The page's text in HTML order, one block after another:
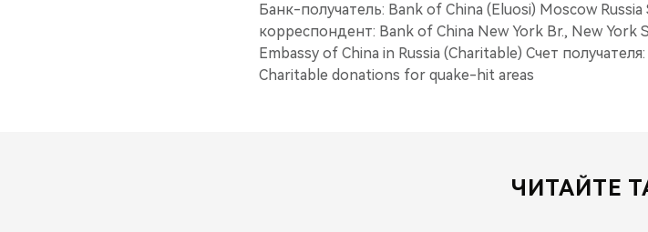
Банк-получатель: Bank of China (Eluosi) Moscow
корреспондент: Bank of China New York Br., New York
Embassy of China in Russia (Charitable) Счет
Charitable donations for quake-hit areas
ЧИТАЙТЕ